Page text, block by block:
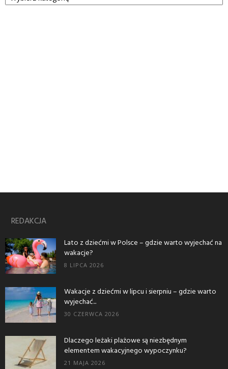
REDAKCJA
Lato z dziećmi w Polsce – gdzie warto wyjechać na
wakacje?
8 LIPCA 2026
Wakacje z dziećmi w lipcu i sierpniu – gdzie warto
wyjechać...
30 CZERWCA 2026
Dlaczego leżaki plażowe są niezbędnym
elementem wakacyjnego wypoczynku?
21 MAJA 2026